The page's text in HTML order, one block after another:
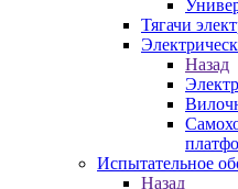
Тягачи
Назад
Испытательное
Назад